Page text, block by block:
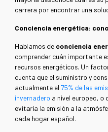
carrera por encontrar una
Conciencia energética:
Hablamos de conciencia
comprender cuán importante
recursos energéticos. Un
cuenta que el suministro y
actualmente el 75% de las
invernadero a nivel europeo, o
evitaría la emisión a la
cada hogar español.